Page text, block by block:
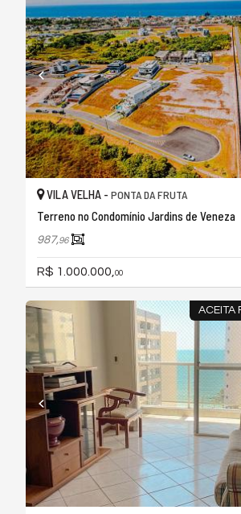
VILA VELHA - PONTA DA FRUTA
Terreno no Condomínio Jardins de Veneza
987,96
R$ 1.000.000, 00
ACEITA